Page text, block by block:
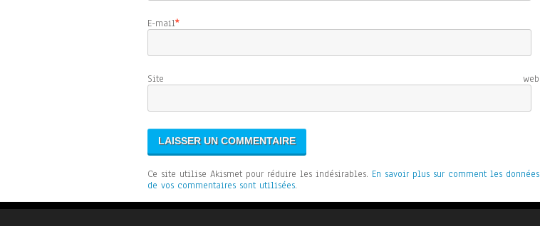
E-mail*
Site web
Ce site utilise Akismet pour réduire les indésirables. En savoir plus sur comment les données
de vos commentaires sont utilisées.